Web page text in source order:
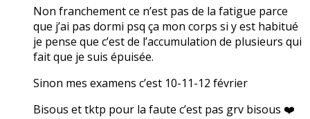
Non franchement ce n’est pas de la fatigue parce
que j’ai pas dormi psq ça mon corps si y est habitué
je pense que c’est de l’accumulation de plusieurs qui
fait que je suis épuisée.
Sinon mes examens c’est 10-11-12 février
Bisous et tktp pour la faute c’est pas grv bisous ❤️